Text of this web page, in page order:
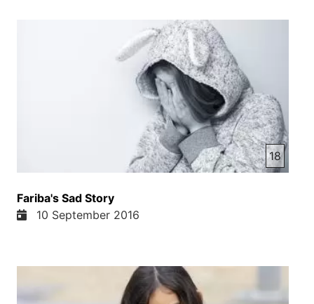
18
Fariba's Sad Story
10 September 2016